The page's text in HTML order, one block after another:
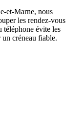
et-Marne, nous
les rendez-vous
téléphone évite les
créneau fiable.